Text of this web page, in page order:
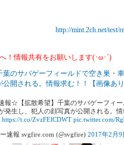
http://mint.2ch.net/test/
！情報共有をお願いします(･ω･´)
葉のサバゲーフィールドで空き巣・
開される。情報求む！！【画像あり
報☆【拡散希望】千葉のサバゲーフィ
発生し、犯人の顔写真が公開される。
https://t.co/ZvzFElCDWT pic.twitter.com/
速報 svgfire.com (@svgfire) 2017年2月9